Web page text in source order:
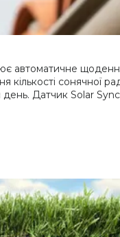
автоматичне
кількості сонячної
Датчик Solar